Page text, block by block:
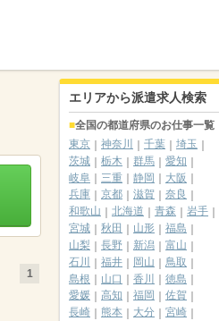
1
エリアから派遣求人検索
全国の都道府県のお仕事一覧
東京
神奈川 千葉
埼玉
茨城
栃木 群馬
愛知
岐阜
三重 静岡
大阪
兵庫
京都 滋賀
奈良
和歌山
北海道 青森
岩手
宮城
秋田 山形
福島
山梨
長野 新潟
富山
石川
福井 岡山
鳥取
島根
山口 香川
徳島
愛媛
高知 福岡
佐賀
長崎
熊本 大分
宮崎